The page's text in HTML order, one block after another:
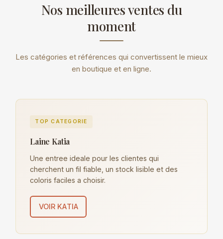
Nos meilleures ventes du
moment
Les catégories et références qui convertissent le mieux
en boutique et en ligne.
TOP CATEGORIE
Laine Katia
Une entree ideale pour les clientes qui
cherchent un fil fiable, un stock lisible et des
coloris faciles a choisir.
VOIR KATIA